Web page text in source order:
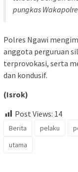
pungkas
Polres Ngawi
anggota perguruan
terprovokasi, serta
dan kondusif.
(Isrok)
Post Views: 14
Berita pelaku
utama